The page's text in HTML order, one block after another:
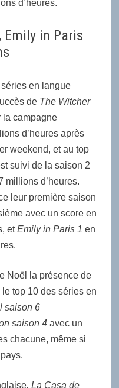
d’heures.
Emily in Paris
en langue
de The Witcher
campagne
d’heures après
weekend, et au top
suivi de la saison 2
millions d’heures.
leur première saison
avec un score en
etEmily in Paris 1 en
Noël la présence de
top 10 des séries en
saison 6
saison 4avec un
chacune, même si
, La Casa de